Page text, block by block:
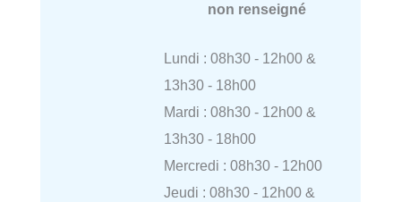
non renseigné
Lundi : 08h30 - 12h00 &
13h30 - 18h00
Mardi : 08h30 - 12h00 &
13h30 - 18h00
Mercredi : 08h30 - 12h00
Jeudi : 08h30 - 12h00 &